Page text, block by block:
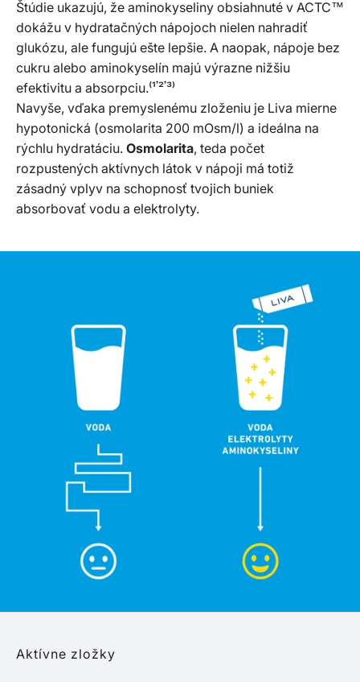
Štúdie ukazujú, že aminokyseliny obsiahnuté v ACTC™
dokážu v hydratačných nápojoch nielen nahradiť
glukózu, ale fungujú ešte lepšie. A naopak, nápoje bez
cukru alebo aminokyselín majú výrazne nižšiu
efektivitu a absorpciu.⁽¹𝄒²𝄒³⁾
Navyše, vďaka premyslenému zloženiu je Liva mierne
hypotonická (osmolarita 200 mOsm/l) a ideálna na
rýchlu hydratáciu. Osmolarita, teda počet
rozpustených aktívnych látok v nápoji má totiž
zásadný vplyv na schopnosť tvojich buniek
absorbovať vodu a elektrolyty.
Aktívne zložky